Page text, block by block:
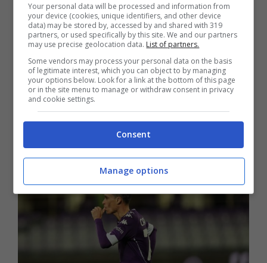
e non potrà avere contatti con l’esterno.
Tutto il gruppo della prima squadra, in
questo momento, entrerà in bolla e
proseguirà tutto l’iter previsto dai
protocolli sanitari“.
LEGGI ANCHE >>>Fiorentina: lutto in casa
Montella, è morto il papà
Your personal data will be processed and information from
your device (cookies, unique identifiers, and other device
data) may be stored by, accessed by and shared with 319
partners, or used specifically by this site. We and our partners
may use precise geolocation data. List of partners.
Some vendors may process your personal data on the basis
of legitimate interest, which you can object to by managing
your options below. Look for a link at the bottom of this page
or in the site menu to manage or withdraw consent in privacy
and cookie settings.
Consent
Manage options